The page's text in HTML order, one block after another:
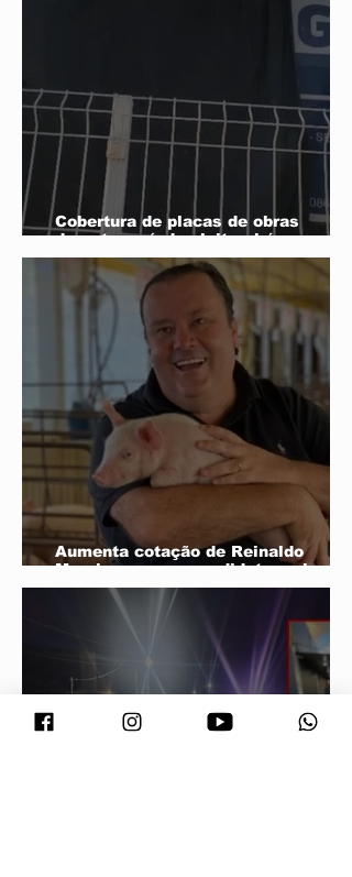
Cobertura de placas de obras
durante período eleitoral é
determinação da lei
Aumenta cotação de Reinaldo
Morais para ser candidato a vice de
Wellington